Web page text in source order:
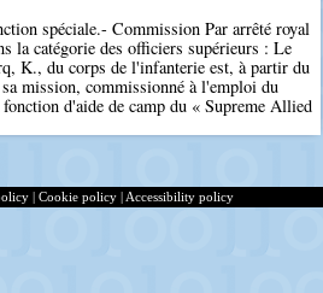
spéciale.- Commission Par arrêté royal
la catégorie des officiers supérieurs : Le
K., du corps de l'infanterie est, à partir du
mission, commissionné à l'emploi du
d'aide de camp du « Supreme Allied
| Cookie policy | Accessibility policy